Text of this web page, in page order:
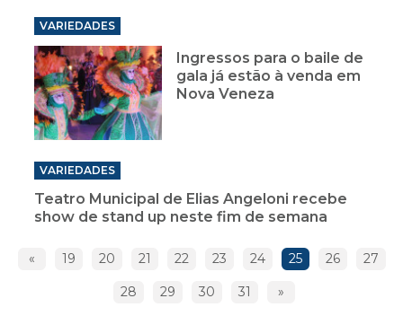
VARIEDADES
Ingressos para o baile de
gala já estão à venda em
Nova Veneza
VARIEDADES
Teatro Municipal de Elias Angeloni recebe
show de stand up neste fim de semana
« 19 20 21 22 23 24 25 26 27
28 29 30 31 »